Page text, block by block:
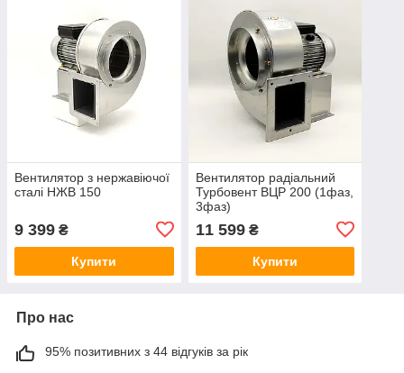
Вентилятор з нержавіючої
сталі НЖВ 150
9 399 ₴
Купити
Вентилятор радіальний
Турбовент ВЦР 200 (1фаз,
3фаз)
11 599₴
Купити
Про нас
95% позитивних з 44 відгуків за рік